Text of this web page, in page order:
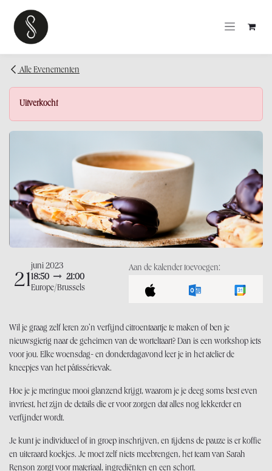
Alle Evenementen
Uitverkocht
21
juni 2023
18:50
21:00
Europe/Brussels
Aan de kalender toevoegen:
Wil je graag zelf leren zo’n verfijnd citroentaartje te maken of ben je
nieuwsgierig naar de geheimen van de worteltaart? Dan is een workshop iets
voor jou. Elke woensdag- en donderdagavond leer je in het atelier de
kneepjes van het pâtissérievak.
Hoe je je meringue mooi glanzend krijgt, waarom je je deeg soms best even
invriest, het zijn de details die er voor zorgen dat alles nog lekkerder en
verfijnder wordt.
Je kunt je individueel of in groep inschrijven, en tijdens de pauze is er koffie
en uiteraard koekjes. Je moet zelf niets meebrengen, het team van Sarah
Renson zorgt voor materiaal, ingrediënten en een schort.